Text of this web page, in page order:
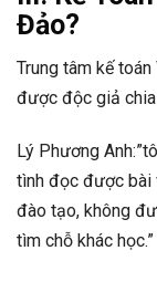
Đảo?
Trung tâm kế
được độc giả chia
Lý Phương
tình đọc được bài
đào tạo, không
tìm chỗ khác học.”